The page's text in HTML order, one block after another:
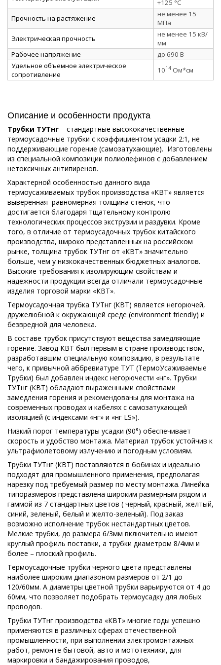
+125 °C
Прочность на растяжение
не менее 15
МПа
Электрическая прочность
не менее 15 кВ/
мм
Рабочее напряжение
до 690 В
Удельное объемное электрическое
сопротивление
1014 Ом*см
Описание и особенности продукта
Трубки ТУТнг – стандартные высококачественные
термоусадочные трубки с коэффициентом усадки 2:1, не
поддерживающие горение (самозатухающие). Изготовлены
из специальной композиции полиолефинов с добавлением
нетоксичных антипиренов.
Характерной особенностью данного вида
термоусаживаемых трубок производства «КВТ» является
выверенная равномерная толщина стенок, что
достигается благодаря тщательному контролю
технологических процессов экструзии и раздувки. Кроме
того, в отличие от термоусадочных трубок китайского
производства, широко представленных на российском
рынке, толщина трубок ТУТнг от «КВТ» значительно
больше, чем у низкокачественных бюджетных аналогов.
Высокие требования к изолирующим свойствам и
надежности продукции всегда отличали термоусадочные
изделия торговой марки «КВТ».
Термоусадочная трубка ТУТнг (КВТ) является негорючей,
дружелюбной к окружающей среде (environment friendly) и
безвредной для человека.
В составе трубок присутствуют вещества замедляющие
горение. Завод КВТ был первым в стране производством,
разработавшим специальную композицию, в результате
чего, к привычной аббревиатуре ТУТ (ТермоУсаживаемые
Трубки) был добавлен индекс негорючести «нг». Трубки
ТУТнг (КВТ) обладают выраженными свойствами
замедления горения и рекомендованы для монтажа на
современных проводах и кабелях с самозатухающей
изоляцией (с индексами «нг» и «нг LS»).
Низкий порог температуры усадки (90°) обеспечивает
скорость и удобство монтажа. Материал трубок устойчив к
ультрафиолетовому излучению и погодным условиям.
Трубки ТУТнг (КВТ) поставляются в бобинах и идеально
подходят для промышленного применения, предполагая
нарезку под требуемый размер по месту монтажа. Линейка
типоразмеров представлена широким размерным рядом и
гаммой из 7 стандартных цветов ( черный, красный, желтый,
синий, зеленый, белый и желто-зеленый). Под заказ
возможно исполнение трубок нестандартных цветов.
Мелкие трубки, до размера 6/3мм включительно имеют
круглый профиль поставки, а трубки диаметром 8/4мм и
более – плоский профиль.
Термоусадочные трубки черного цвета представлены
наиболее широким диапазоном размеров от 2/1 до
120/60мм. А диаметры цветной трубки варьируются от 4 до
60мм, что позволяет подобрать термоусадку для любых
проводов.
Трубки ТУТнг производства «КВТ» многие годы успешно
применяются в различных сферах отечественной
промышленности, при выполнении электромонтажных
работ, ремонте бытовой, авто и мототехники, для
маркировки и бандажирования проводов,